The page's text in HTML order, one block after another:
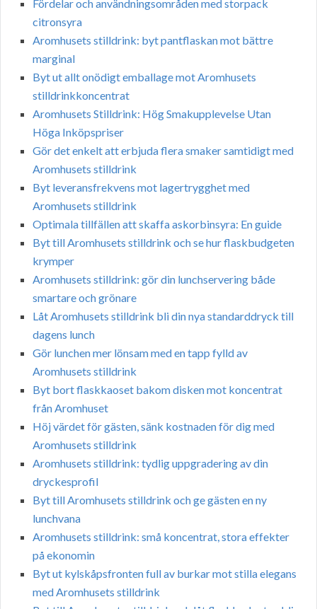
Fördelar och användningsområden med storpack
citronsyra
Aromhusets stilldrink: byt pantflaskan mot bättre
marginal
Byt ut allt onödigt emballage mot Aromhusets
stilldrinkkoncentrat
Aromhusets Stilldrink: Hög Smakupplevelse Utan
Höga Inköpspriser
Gör det enkelt att erbjuda flera smaker samtidigt med
Aromhusets stilldrink
Byt leveransfrekvens mot lagertrygghet med
Aromhusets stilldrink
Optimala tillfällen att skaffa askorbinsyra: En guide
Byt till Aromhusets stilldrink och se hur flaskbudgeten
krymper
Aromhusets stilldrink: gör din lunchservering både
smartare och grönare
Låt Aromhusets stilldrink bli din nya standarddryck till
dagens lunch
Gör lunchen mer lönsam med en tapp fylld av
Aromhusets stilldrink
Byt bort flaskkaoset bakom disken mot koncentrat
från Aromhuset
Höj värdet för gästen, sänk kostnaden för dig med
Aromhusets stilldrink
Aromhusets stilldrink: tydlig uppgradering av din
dryckesprofil
Byt till Aromhusets stilldrink och ge gästen en ny
lunchvana
Aromhusets stilldrink: små koncentrat, stora effekter
på ekonomin
Byt ut kylskåpsfronten full av burkar mot stilla elegans
med Aromhusets stilldrink